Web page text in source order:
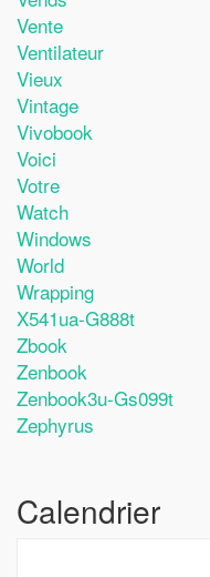
Vente
Ventilateur
Vieux
Vintage
Vivobook
Voici
Votre
Watch
Windows
World
Wrapping
X541ua-G888t
Zbook
Zenbook
Zenbook3u-Gs099t
Zephyrus
Calendrier